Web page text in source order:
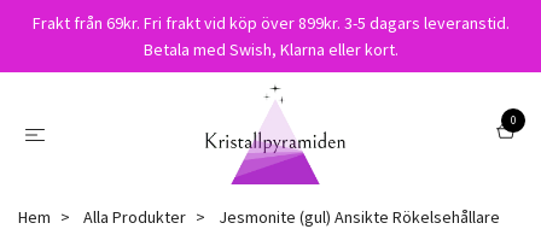
Frakt från 69kr. Fri frakt vid köp över 899kr. 3-5 dagars leveranstid.
Betala med Swish, Klarna eller kort.
0
Hem Alla Produkter Jesmonite (gul) Ansikte Rökelsehållare